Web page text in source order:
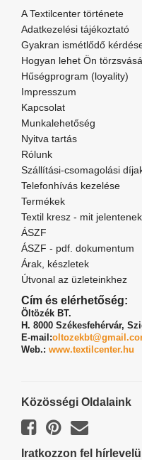
A Textilcenter története
Adatkezelési tájékoztató
Gyakran ismétlődő
Hogyan lehet Ön
Hűségprogram (loyality)
Impresszum
Kapcsolat
Munkalehetőség
Nyitva tartás
Rólunk
Szállítási-csomagolási
Telefonhívás kezelése
Termékek
Textil kresz - mit
ÁSZF
ÁSZF - pdf. dokumentum
Árak, készletek
Útvonal az üzleteinkhez
Cím és elérhetőség:
Öltözék BT.
H. 8000 Székesfehérvár,
E-mail:
Web.: www.textilcenter.hu
Közösségi Oldalaink
Iratkozzon fel